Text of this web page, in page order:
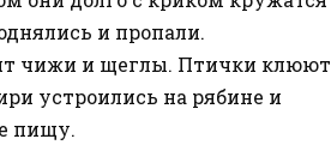
и пропали.
чижи и щеглы. Птички клюют
устроились на рябине и
пищу.